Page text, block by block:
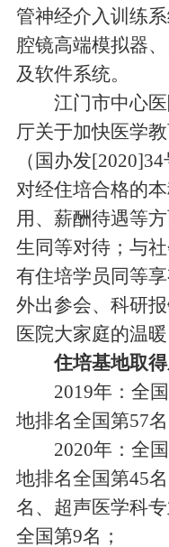
管神经介入训练
腔镜高端模拟器
及软件系统。
江门市中心
厅关于加快医学
（国办发
对经住培合格的
用、薪酬待遇等
生同等对待；与
有住培学员同等
外出参会、科研
医院大家庭的温暖
住培基地取
2019年：全
地排名全国第57名
2020年：全
地排名全国第45
名、超声医学科
全国第9名；